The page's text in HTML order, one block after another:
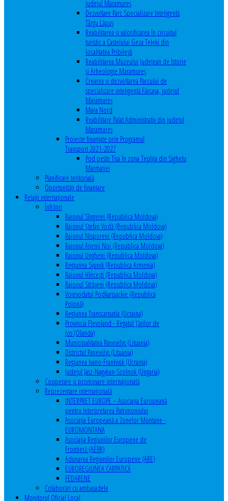
județul Maramureș
Dezvoltare Parc Specializare Inteligentă
Târgu Lăpuș
Reabilitarea și valorificarea în circuitul
turistic a Castelului Geza Teleki din
localitatea Pribilești
Reabilitarea Muzeului Județean de Istorie
și Arheologie Maramureș
Crearea și dezvoltarea Parcului de
specializare inteligentă Fărcașa, județul
Maramureș
Mara Nord
Reabilitare Palat Administrativ din județul
Maramureș
Proiecte finanțate prin Programul
Transport 2021-2027
Pod peste Tisa în zona Teplița din Sighetu
Marmației
Planificare teritorială
Oportunităţi de finanţare
Relaţii internaţionale
Înfrăţiri
Raionul Sîngerei (Republica Moldova)
Raionul Ștefan Vodă (Republica Moldova)
Raionul Nisporeni (Republica Moldova)
Raionul Anenii Noi (Republica Moldova)
Raionul Ungheni (Republica Moldova)
Regiunea Syunik (Republica Armenia)
Raionul Hîncești (Republica Moldova)
Raionul Străşeni (Republica Moldova)
Voievodatul Podkarpackie (Republica
Polonă)
Regiunea Transcarpatia (Ucraina)
Provincia Flevoland - Regatul Ţărilor de
Jos (Olanda)
Municipalitatea Panevėžys (Lituania)
Districtul Panevėžys (Lituania)
Regiunea Ivano-Frankivsk (Ucraina)
Judeţul Jasz-Nagykun-Szolnok (Ungaria)
Cooperare şi promovare internaţională
Reprezentare internaţională
INTERPRET EUROPE – Asociația Europeană
pentru Interpretarea Patrimoniului
Asociația Europeană a Zonelor Montane -
EUROMONTANA
Asociația Regiunilor Europene de
Frontieră (AEBR)
Adunarea Regiunilor Europene (ARE)
EUROREGIUNEA CARPATICĂ
FEDARENE
Colaborări cu ambasadele
Monitorul Oficial Local